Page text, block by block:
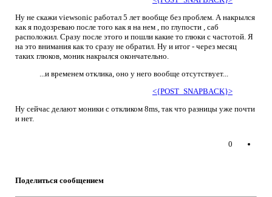
Ну не скажи viewsonic работал 5 лет вообще без проблем. А накрылся
как я подозреваю после того как я на нем , по глупости , саб
расположил. Сразу после этого и пошли какие то глюки с частотой. Я
на это внимания как то сразу не обратил. Ну и итог - через месяц
таких глюков, моник накрылся окончательно.
...и временем отклика, оно у него вообще отсутствует...
<{POST_SNAPBACK}>
Ну сейчас делают моники с откликом 8ms, так что разницы уже почти
и нет.
0
Поделиться сообщением